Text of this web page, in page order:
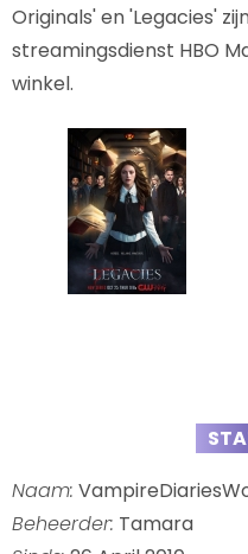
Originals' en 'Legacies'
streamingsdienst HBO
winkel.
Naam:
Beheerder: Tamara